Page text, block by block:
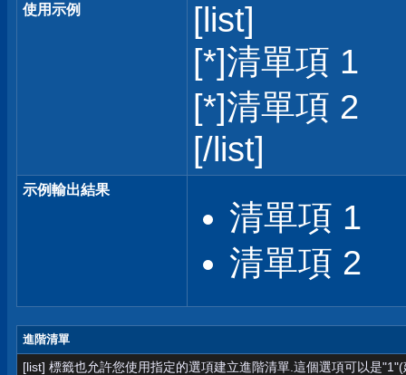
使用示例
[list]
[*]清單項 1
[*]清單項 2
[/list]
示例輸出結果
清單項 1
清單項 2
進階清單
[list] 標籤也允許您使用指定的選項建立進階清單.這個選項可以是